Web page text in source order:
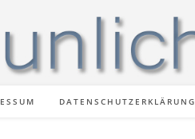
DATENSCHUTZERKLÄRUNG